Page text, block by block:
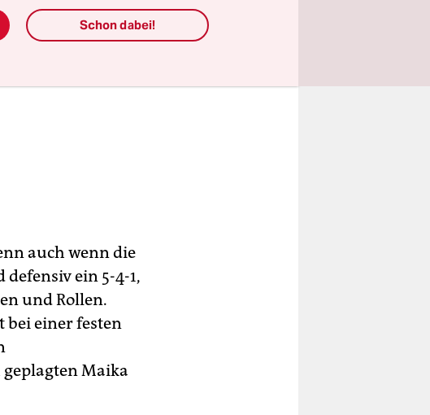
auch wenn die
ein 5-4-1,
und Rollen.
bei einer festen
Maika
Schon dabei!